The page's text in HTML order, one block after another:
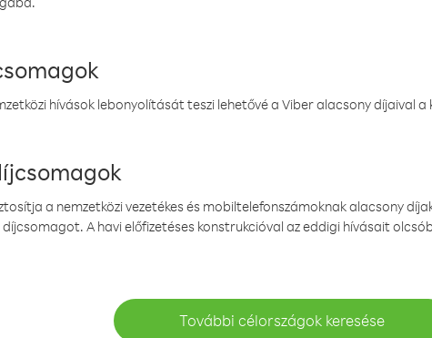
hívások lebonyolítását teszi lehetővé a Viber alacsony díjaival
a nemzetközi vezetékes és mobiltelefonszámoknak alacsony
A havi előfizetéses konstrukcióval az eddigi hívásait
További célországok keresése